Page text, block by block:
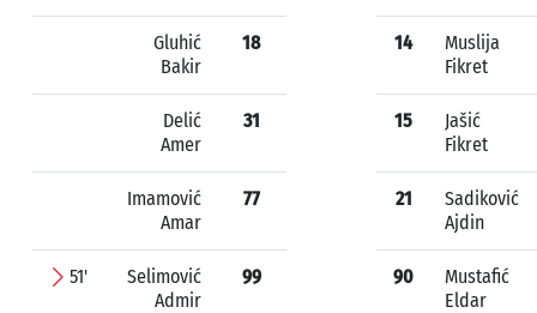
Gluhić
Bakir
18
Delić
Amer
31
Imamović
Amar
77
51'
Selimović
Admir
99
14
Muslija
Fikret
15
Jašić
Fikret
21
Sadiković
Ajdin
90
Mustafić
Eldar